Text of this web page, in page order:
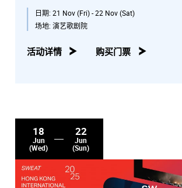
日期: 21 Nov (Fri) - 22 Nov (Sat)
场地: 演艺歌剧院
活动详情 购买门票
18
Jun
(Wed)
22
Jun
(Sun)